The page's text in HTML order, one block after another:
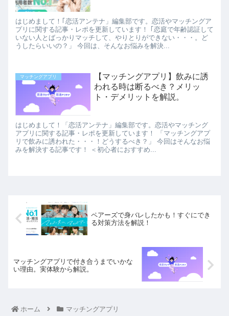
はじめまして！｢恋活アンテナ」編集部です。恋活やマッチングア
プリに関する記事・レポを更新しています！ ｢恋庭で年齢認証して
いない人とばっかりマッチして、やりとりができない・・・。ど
うしたらいいの？」 今回は、そんなお悩みを解決...
マッチングアプリ
【マッチングアプリ】飲みに誘
われる時は断るべき？メリッ
ト・デメリットを解説。
はじめまして！「恋活アンテナ」編集部です。恋活やマッチング
アプリに関する記事・レポを更新しています！ 「マッチングアプ
リで飲みに誘われた・・・！どうするべき？」 今回はそんなお悩
みを解決する記事です！ ＜初心者におすすめ...
ペアーズで身バレしたかも！すぐにでき
る対策方法を解説！
マッチングアプリで付き合うまでいかな
い理由。実体験から解説。
ホーム マッチングアプリ